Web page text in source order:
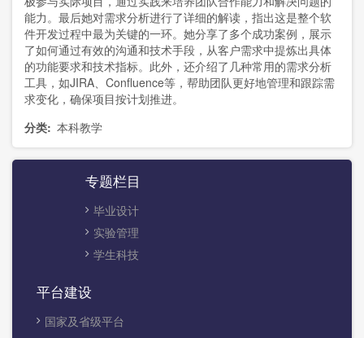
能力。最后她对需求分析进行了详细的解读，指出这是整个软
件开发过程中最为关键的一环。她分享了多个成功案例，展示
了如何通过有效的沟通和技术手段，从客户需求中提炼出具体
的功能要求和技术指标。此外，还介绍了几种常用的需求分析
工具，如JIRA、Confluence等，帮助团队更好地管理和跟踪需
求变化，确保项目按计划推进。
分类 本科教学
专题栏目
毕业设计
实验管理
学生科技
平台建设
国家及省级平台